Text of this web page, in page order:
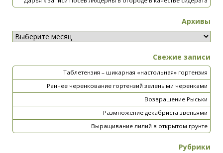
Архивы
Свежие записи
Таблетензия – шикарная «настольная» гортензия
Раннее черенкование гортензий зелеными черенками
Возвращение Рыськи
Размножение декабриста звеньями
Выращивание лилий в открытом грунте
Рубрики